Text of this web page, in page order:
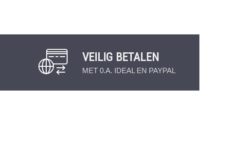
VEILIG BETALEN
MET 0.A. IDEAL EN PAYPAL